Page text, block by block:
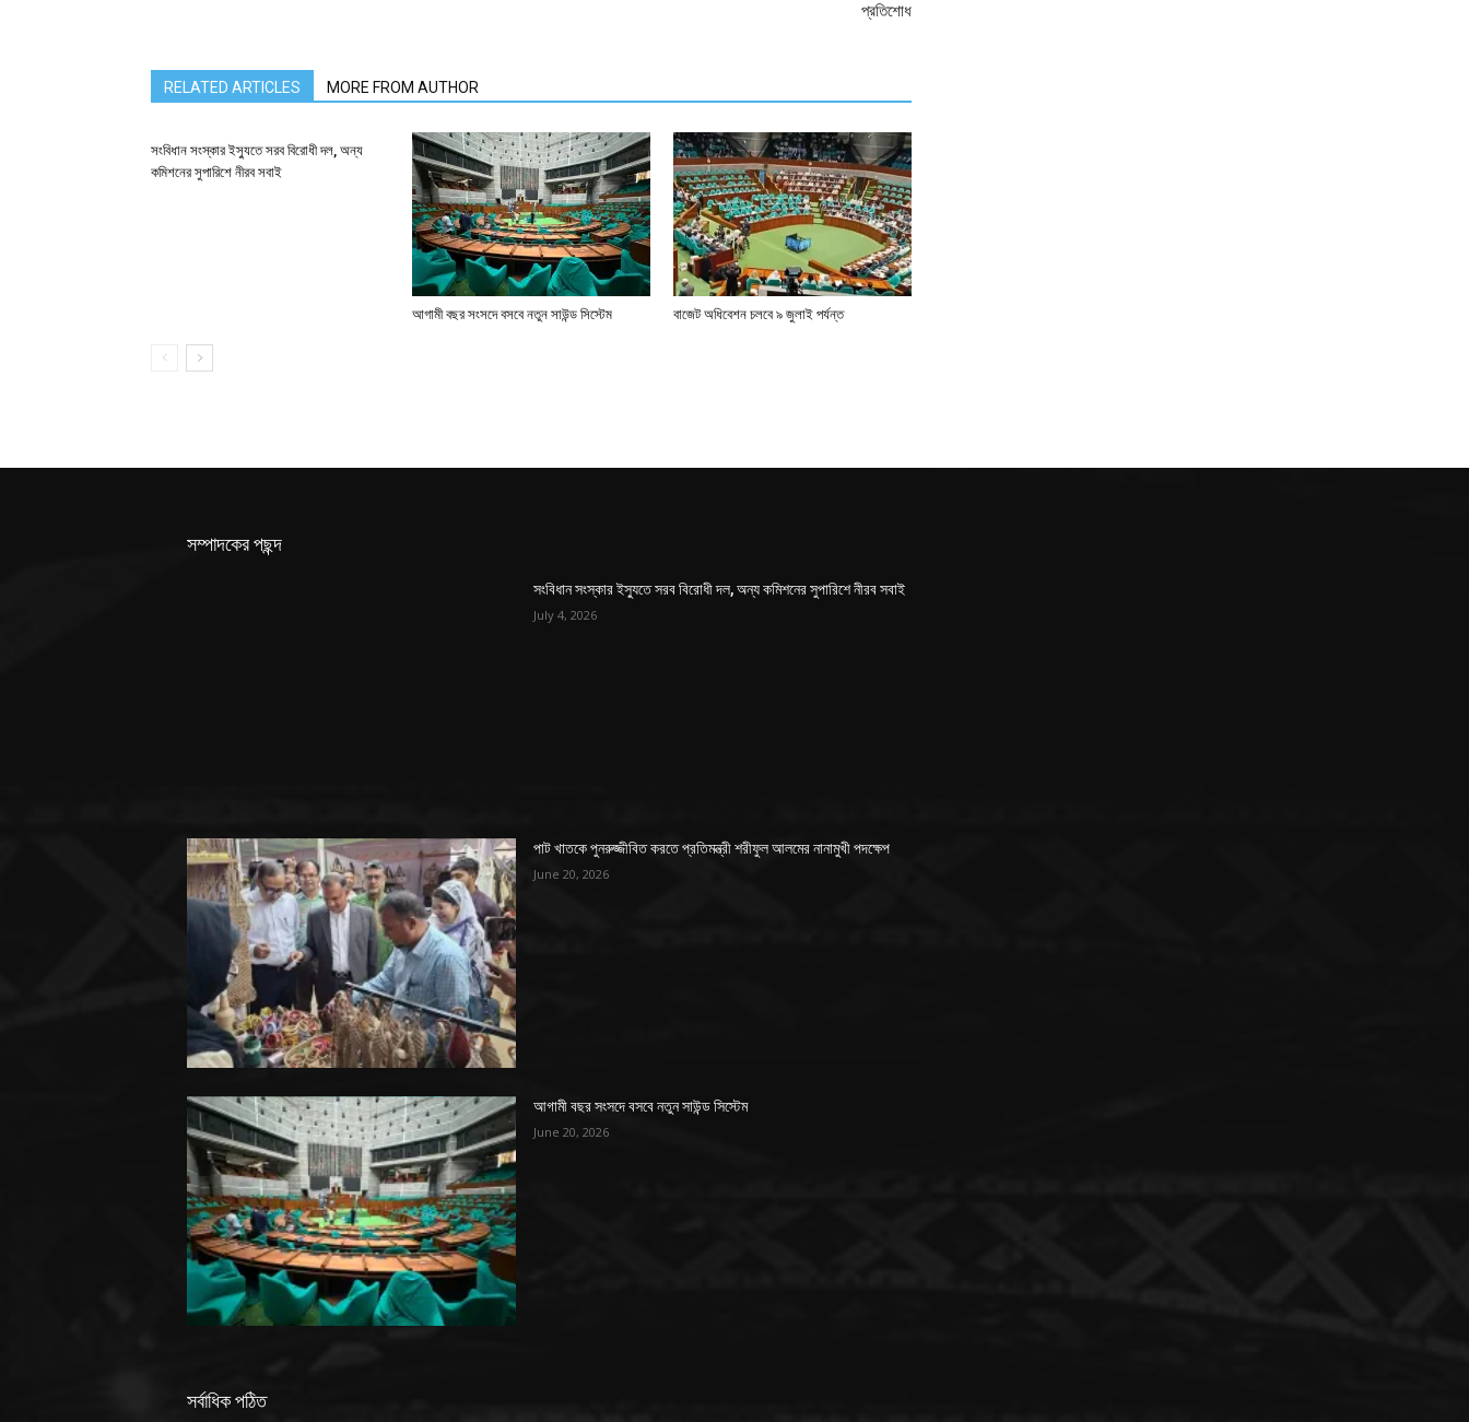
প্রতিশোধ
RELATED ARTICLES MORE FROM AUTHOR
সংবিধান সংস্কার ইস্যুতে সরব বিরোধী দল, অন্য
কমিশনের সুপারিশে নীরব সবাই
আগামী বছর সংসদে বসবে নতুন সাউন্ড সিস্টেম বাজেট অধিবেশন চলবে ৯ জুলাই পর্যন্ত
সম্পাদকের পছন্দ
সংবিধান সংস্কার ইস্যুতে সরব বিরোধী দল, অন্য কমিশনের সুপারিশে নীরব সবাই
July 4, 2026
পাট খাতকে পুনরুজ্জীবিত করতে প্রতিমন্ত্রী শরীফুল আলমের নানামুখী পদক্ষেপ
June 20, 2026
আগামী বছর সংসদে বসবে নতুন সাউন্ড সিস্টেম
June 20, 2026
সর্বাধিক পঠিত